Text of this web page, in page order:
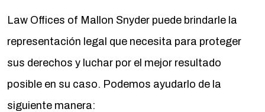
Law Offices of Mallon Snyder puede brindarle la
representación legal que necesita para proteger
sus derechos y luchar por el mejor resultado
posible en su caso. Podemos ayudarlo de la
siguiente manera: